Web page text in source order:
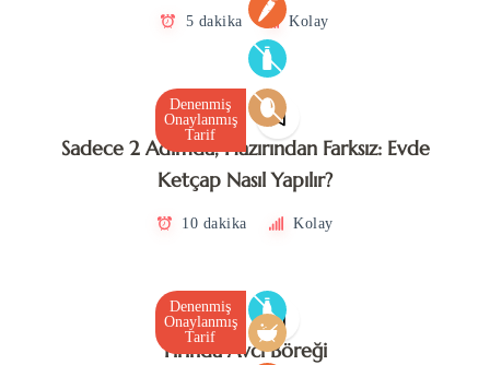
5 dakika Kolay
Denenmiş
Onaylanmış
Tarif
Sadece 2 Adımda, Hazırından Farksız: Evde
Ketçap Nasıl Yapılır?
10 dakika Kolay
Denenmiş
Onaylanmış
Tarif
Fırında Avcı Böreği